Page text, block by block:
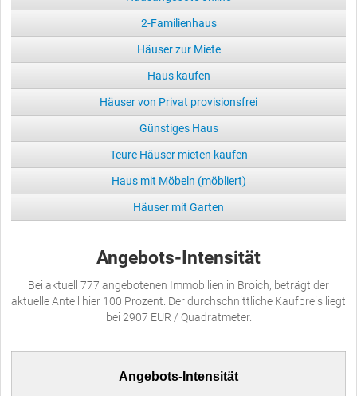
2-Familienhaus
Häuser zur Miete
Haus kaufen
Häuser von Privat provisionsfrei
Günstiges Haus
Teure Häuser mieten kaufen
Haus mit Möbeln (möbliert)
Häuser mit Garten
Angebots-Intensität
Bei aktuell 777 angebotenen Immobilien in Broich, beträgt der
aktuelle Anteil hier 100 Prozent. Der durchschnittliche Kaufpreis liegt
bei 2907 EUR / Quadratmeter.
Angebots-Intensität